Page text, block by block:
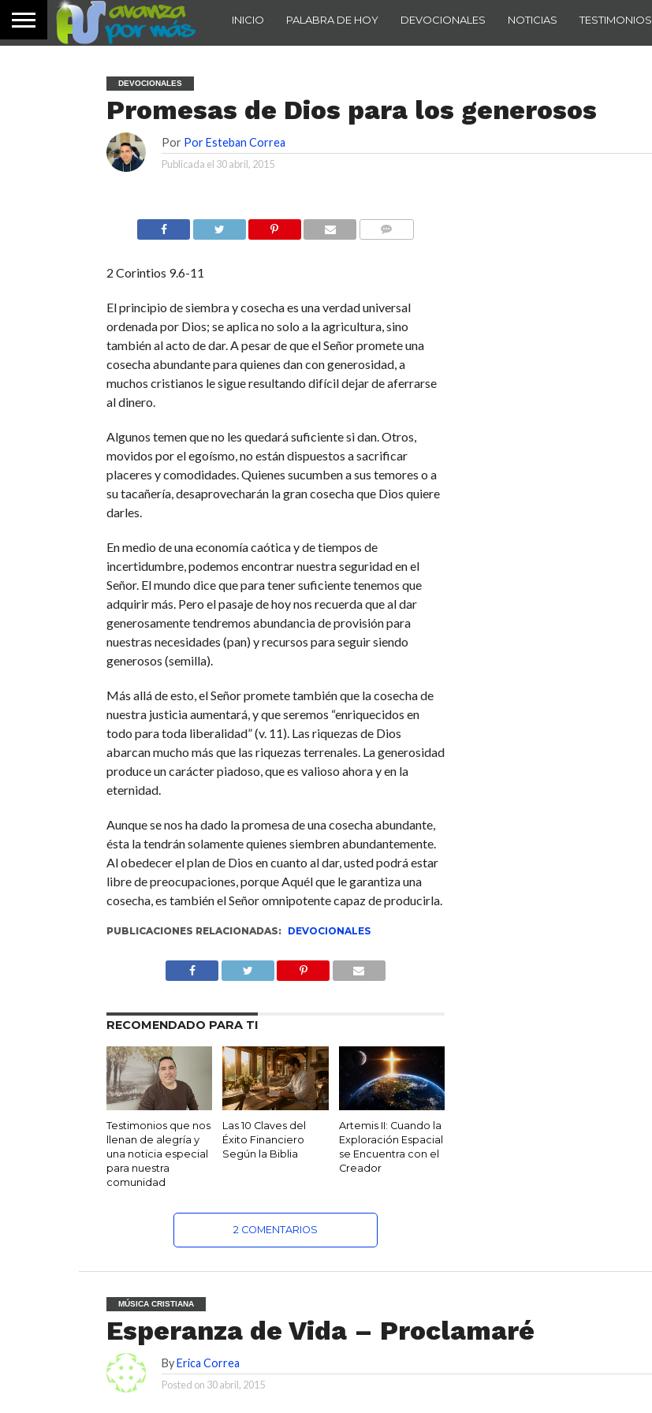
INICIO PALABRA DE HOY DEVOCIONALES NOTICIAS TESTIMONIOS
DEVOCIONALES
Promesas de Dios para los generosos
Por Por Esteban Correa
Publicada el 30 abril, 2015
2 Corintios 9.6-11
El principio de siembra y cosecha es una verdad universal
ordenada por Dios; se aplica no solo a la agricultura, sino
también al acto de dar. A pesar de que el Señor promete una
cosecha abundante para quienes dan con generosidad, a
muchos cristianos le sigue resultando difícil dejar de aferrarse
al dinero.
Algunos temen que no les quedará suficiente si dan. Otros,
movidos por el egoísmo, no están dispuestos a sacrificar
placeres y comodidades. Quienes sucumben a sus temores o a
su tacañería, desaprovecharán la gran cosecha que Dios quiere
darles.
En medio de una economía caótica y de tiempos de
incertidumbre, podemos encontrar nuestra seguridad en el
Señor. El mundo dice que para tener suficiente tenemos que
adquirir más. Pero el pasaje de hoy nos recuerda que al dar
generosamente tendremos abundancia de provisión para
nuestras necesidades (pan) y recursos para seguir siendo
generosos (semilla).
Más allá de esto, el Señor promete también que la cosecha de
nuestra justicia aumentará, y que seremos “enriquecidos en
todo para toda liberalidad” (v. 11). Las riquezas de Dios
abarcan mucho más que las riquezas terrenales. La generosidad
produce un carácter piadoso, que es valioso ahora y en la
eternidad.
Aunque se nos ha dado la promesa de una cosecha abundante,
ésta la tendrán solamente quienes siembren abundantemente.
Al obedecer el plan de Dios en cuanto al dar, usted podrá estar
libre de preocupaciones, porque Aquél que le garantiza una
cosecha, es también el Señor omnipotente capaz de producirla.
PUBLICACIONES RELACIONADAS: DEVOCIONALES
RECOMENDADO PARA TI
Testimonios que nos
llenan de alegría y
una noticia especial
para nuestra
comunidad
Las 10 Claves del
Éxito Financiero
Según la Biblia
Artemis II: Cuando la
Exploración Espacial
se Encuentra con el
Creador
2 COMENTARIOS
MÚSICA CRISTIANA
Esperanza de Vida – Proclamaré
ByErica Correa
Posted on 30 abril, 2015